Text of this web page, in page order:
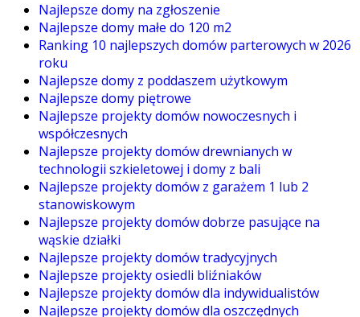
Najlepsze domy na zgłoszenie
Najlepsze domy małe do 120 m2
Ranking 10 najlepszych domów parterowych w 2026
roku
Najlepsze domy z poddaszem użytkowym
Najlepsze domy piętrowe
Najlepsze projekty domów nowoczesnych i
współczesnych
Najlepsze projekty domów drewnianych w
technologii szkieletowej i domy z bali
Najlepsze projekty domów z garażem 1 lub 2
stanowiskowym
Najlepsze projekty domów dobrze pasujące na
wąskie działki
Najlepsze projekty domów tradycyjnych
Najlepsze projekty osiedli bliźniaków
Najlepsze projekty domów dla indywidualistów
Najlepsze projekty domów dla oszczędnych